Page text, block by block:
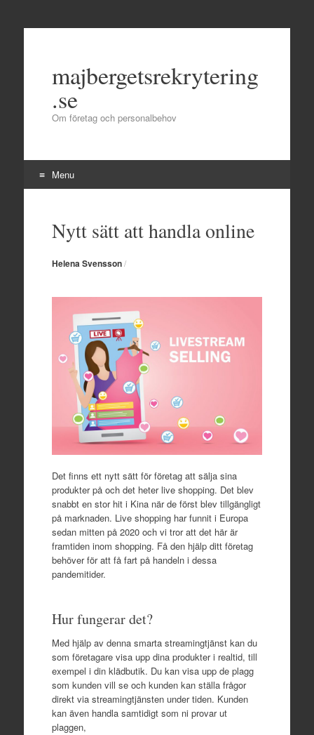
majbergetsrekrytering
.se
Om företag och personalbehov
Menu
contentNytt sätt att handla online
Helena Svensson/
Det finns ett nytt sätt för företag att sälja sina
produkter på och det heter live shopping. Det blev
snabbt en stor hit i Kina när de först blev tillgängligt
på marknaden. Live shopping har funnit i Europa
sedan mitten på 2020 och vi tror att det här är
framtiden inom shopping. Få den hjälp ditt företag
behöver för att få fart på handeln i dessa
pandemitider.
Hur fungerar det?
Med hjälp av denna smarta streamingtjänst kan du
som företagare visa upp dina produkter i realtid, till
exempel i din klädbutik. Du kan visa upp de plagg
som kunden vill se och kunden kan ställa frågor
direkt via streamingtjänsten under tiden. Kunden
kan även handla samtidigt som ni provar ut
plaggen,